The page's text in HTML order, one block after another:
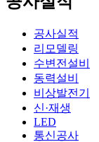
공사실적
리모델링
수변전설비
동력설비
비상발전기
신·재생
LED
통신공사